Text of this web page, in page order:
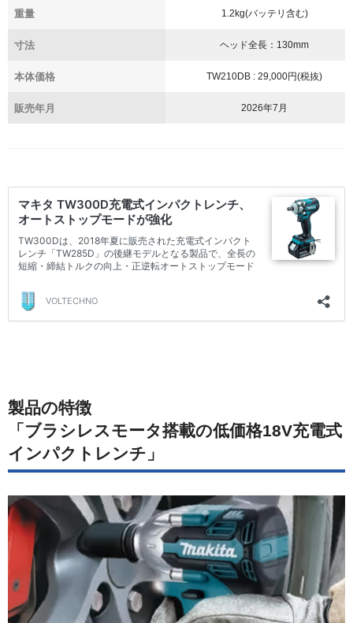
重量 1.2kg(バッテリ含む)
寸法 ヘッド全長：130mm
本体価格 TW210DB : 29,000円(税抜)
販売年月 2026年7月
製品の特徴
「ブラシレスモータ搭載の低価格18V充電式
インパクトレンチ」